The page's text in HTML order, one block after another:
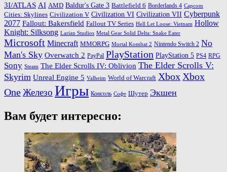
3I/ATLAS AI AMD Baldur's Gate 3 Battlefield 6 Borderlands 4 Capcom
Cities: Skylines Civilization V Civilization VI Civilization VII Cyberpunk
2077 Fallout: Bakersfield Fallout TV Series Hell Let Loose: Vietnam Hollow
Knight: Silksong Larian Studios Metal Gear Solid Delta: Snake Eater
Microsoft Minecraft MMORPG Mortal Kombat 2 Nintendo Switch 2 No
Man's Sky Overwatch 2 PayPal PlayStation PlayStation 5 PS4 RPG
Sony Steam The Elder Scrolls IV: Oblivion The Elder Scrolls V:
Skyrim Unreal Engine 5 Valheim World of Warcraft Xbox Xbox
OneЖелезо Игры Консоль Софт Шутер Экшен
Вам будет интересно: